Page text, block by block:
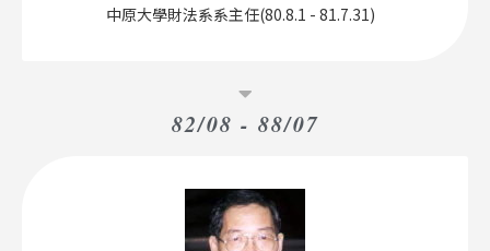
中原大學財法系系主任(80.8.1 - 81.7.31)​
82/08 - 88/07